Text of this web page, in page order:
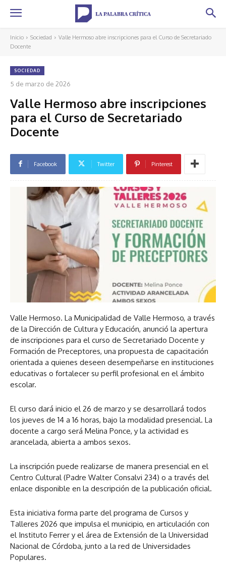
Inicio Sociedad
Valle Hermoso abre inscripciones para el Curso de Secretariado
Docente
SOCIEDAD
5 de marzo de 2026
Valle Hermoso abre inscripciones
para el Curso de Secretariado
Docente
Facebook Twitter Pinterest
Valle Hermoso. La Municipalidad de Valle Hermoso, a través
de la Dirección de Cultura y Educación, anunció la apertura
de inscripciones para el curso de Secretariado Docente y
Formación de Preceptores, una propuesta de capacitación
orientada a quienes deseen desempeñarse en instituciones
educativas o fortalecer su perfil profesional en el ámbito
escolar.
El curso dará inicio el 26 de marzo y se desarrollará todos
los jueves de 14 a 16 horas, bajo la modalidad presencial. La
docente a cargo será Melina Ponce, y la actividad es
arancelada, abierta a ambos sexos.
La inscripción puede realizarse de manera presencial en el
Centro Cultural (Padre Walter Consalvi 234) o a través del
enlace disponible en la descripción de la publicación oficial.
Esta iniciativa forma parte del programa de Cursos y
Talleres 2026 que impulsa el municipio, en articulación con
el Instituto Ferrer y el área de Extensión de la Universidad
Nacional de Córdoba, junto a la red de Universidades
Populares.